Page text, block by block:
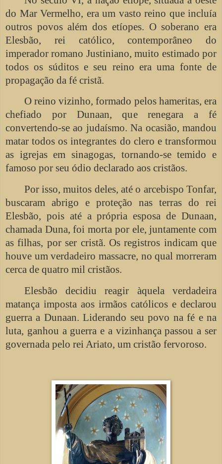
do Mar Vermelho, era um vasto reino que incluía
outros povos além dos etíopes. O soberano era
Elesbão, rei católico, contemporâneo do
imperador romano Justiniano, muito estimado por
todos os súditos e seu reino era uma fonte de
propagação da fé cristã.
O reino vizinho, formado pelos hameritas, era
chefiado por Dunaan, que renegara a fé
convertendo-se ao judaísmo. Na ocasião, mandou
matar todos os integrantes do clero e transformou
as igrejas em sinagogas, tornando-se temido e
famoso por seu ódio declarado aos cristãos.
Por isso, muitos deles, até o arcebispo Tonfar,
buscaram abrigo e proteção nas terras do rei
Elesbão, pois até a própria esposa de Dunaan,
chamada Duna, foi morta por ele, juntamente com
as filhas, por ser cristã. Os registros indicam que
houve um verdadeiro massacre, no qual morreram
cerca de quatro mil cristãos.
Elesbão decidiu reagir àquela verdadeira
matança imposta aos irmãos católicos e declarou
guerra a Dunaan. Liderando seu povo na fé e na
luta, ganhou a guerra e a vizinhança passou a ser
governada pelo rei Ariato, um cristão fervoroso.